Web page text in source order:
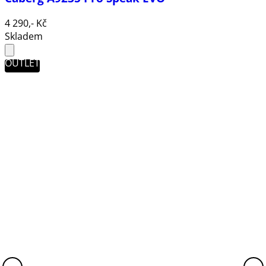
4 290,- Kč
Skladem
OUTLET